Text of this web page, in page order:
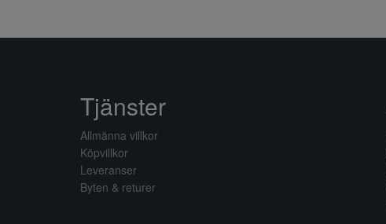
Tjänster
Allmänna villkor
Köpvillkor
Leveranser
Byten & returer